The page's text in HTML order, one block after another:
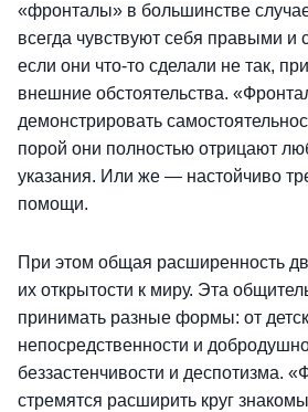
«фронталы» в большинстве
всегда чувствуют себя правыми и
если они что-то сделали не так,
внешние обстоятельства.
демонстрировать
порой они полностью отрицают
указания. Или же — настойчиво
помощи.
При этом общая расширенность
их открытости к миру. Эта
принимать разные формы: от
непосредственности и
беззастенчивости и деспотизма.
стремятся расширить круг